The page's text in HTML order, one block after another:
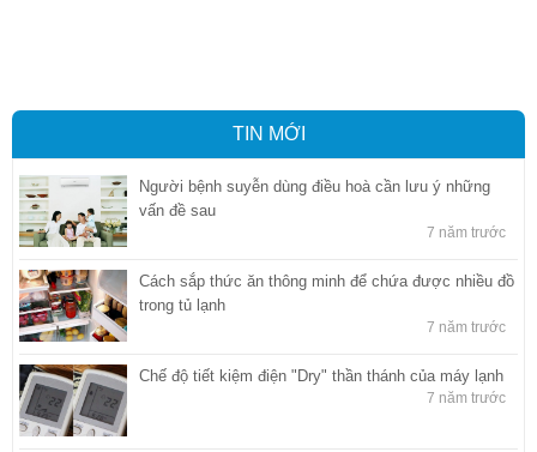
TIN MỚI
Người bệnh suyễn dùng điều hoà cần lưu ý những
vấn đề sau
7 năm trước
Cách sắp thức ăn thông minh để chứa được nhiều đồ
trong tủ lạnh
7 năm trước
Chế độ tiết kiệm điện "Dry" thần thánh của máy lạnh
7 năm trước